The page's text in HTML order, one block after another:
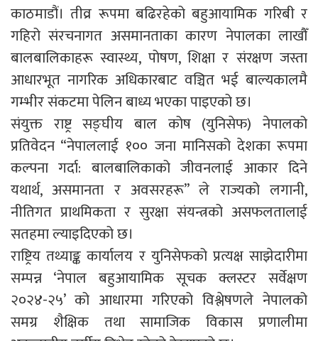
काठमाडौं। तीव्र रूपमा बढिरहेको बहुआयामिक गरिबी र
गहिरो संरचनागत असमानताका कारण नेपालका लाखौँ
बालबालिकाहरू स्वास्थ्य, पोषण, शिक्षा र संरक्षण जस्ता
आधारभूत नागरिक अधिकारबाट वञ्चित भई बाल्यकालमै
गम्भीर संकटमा पेलिन बाध्य भएका पाइएको छ।
संयुक्त राष्ट्र सङ्घीय बाल कोष (युनिसेफ) नेपालको
प्रतिवेदन “नेपाललाई १०० जना मानिसको देशका रूपमा
कल्पना गर्दा: बालबालिकाको जीवनलाई आकार दिने
यथार्थ, असमानता र अवसरहरू” ले राज्यको लगानी,
नीतिगत प्राथमिकता र सुरक्षा संयन्त्रको असफलतालाई
सतहमा ल्याइदिएको छ।
राष्ट्रिय तथ्याङ्क कार्यालय र युनिसेफको प्रत्यक्ष साझेदारीमा
सम्पन्न ‘नेपाल बहुआयामिक सूचक क्लस्टर सर्वेक्षण
२०२४-२५’ को आधारमा गरिएको विश्लेषणले नेपालको
समग्र शैक्षिक तथा सामाजिक विकास प्रणालीमा